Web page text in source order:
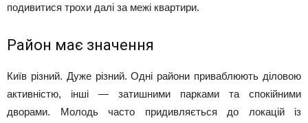
подивитися трохи далі за межі квартири.
Район має значення
Київ різний. Дуже різний. Одні райони приваблюють діловою
активністю, інші — затишними парками та спокійними
дворами. Молодь часто придивляється до локацій із